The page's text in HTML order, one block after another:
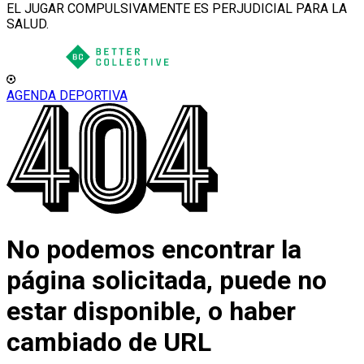
EL JUGAR COMPULSIVAMENTE ES PERJUDICIAL PARA LA
SALUD.
AGENDA DEPORTIVA
No podemos encontrar la
página solicitada, puede no
estar disponible, o haber
cambiado de URL